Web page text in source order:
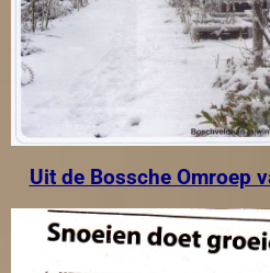
Uit de Bossche Omroep